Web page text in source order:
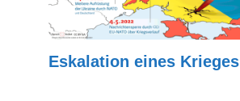
Eskalation eines Krieges